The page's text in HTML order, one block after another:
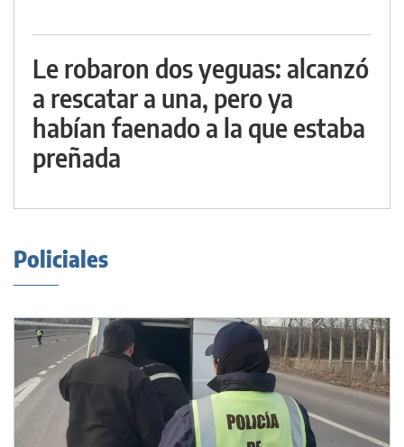
Le robaron dos yeguas: alcanzó
a rescatar a una, pero ya
habían faenado a la que estaba
preñada
Policiales